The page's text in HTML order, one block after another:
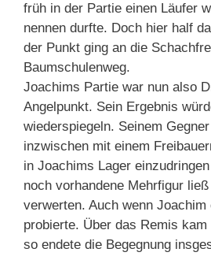
früh in der Partie einen Läufer
nennen durfte. Doch hier half
der Punkt ging an die
Baumschulenweg.
Joachims Partie war nun also
Angelpunkt. Sein Ergebnis
wiederspiegeln. Seinem
inzwischen mit einem
in Joachims Lager
noch vorhandene Mehrfigur
verwerten. Auch wenn
probierte. Über das Remis
so endete die Begegnung